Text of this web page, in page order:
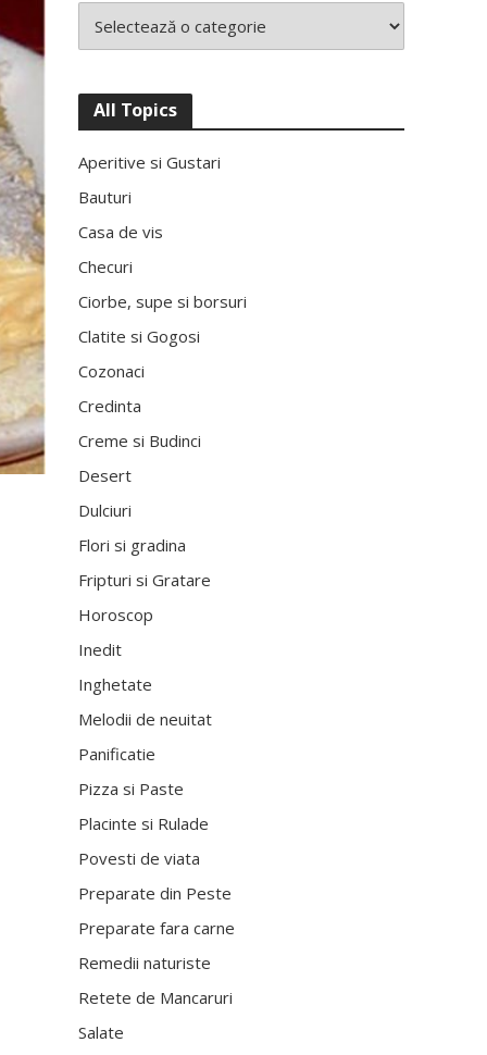
All Topics
Aperitive si Gustari
Bauturi
Casa de vis
Checuri
Ciorbe, supe si borsuri
Clatite si Gogosi
Cozonaci
Credinta
Creme si Budinci
Desert
Dulciuri
Flori si gradina
Fripturi si Gratare
Horoscop
Inedit
Inghetate
Melodii de neuitat
Panificatie
Pizza si Paste
Placinte si Rulade
Povesti de viata
Preparate din Peste
Preparate fara carne
Remedii naturiste
Retete de Mancaruri
Salate